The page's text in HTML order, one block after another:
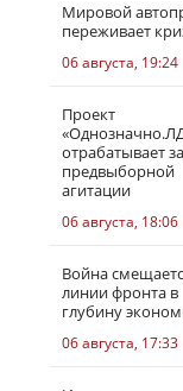
Мировой
переживает
06 августа, 19:24
Проект
отрабатывает
предвыборной
агитации
06 августа, 18:06
Война
линии фронта в
глубину
06 августа, 17:33